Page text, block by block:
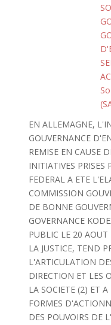
EN ALLEMAGNE,
GOUVERNANCE
REMISE EN CAUSE
INITIATIVES PRISES
FEDERAL A ETE
COMMISSION
DE BONNE
GOVERNANCE
PUBLIC LE 20
LA JUSTICE, TEND
L'ARTICULATION
DIRECTION ET LES
LA SOCIETE (2) ET A
FORMES
DES POUVOIRS DE